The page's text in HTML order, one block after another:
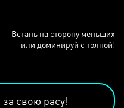
Встань на сторону меньших
или доминируй с толпой!
за свою расу!